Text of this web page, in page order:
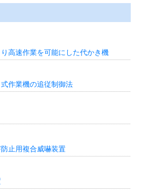
高速作業を可能にした代かき機
作業機の追従制御法
止用複合威嚇装置